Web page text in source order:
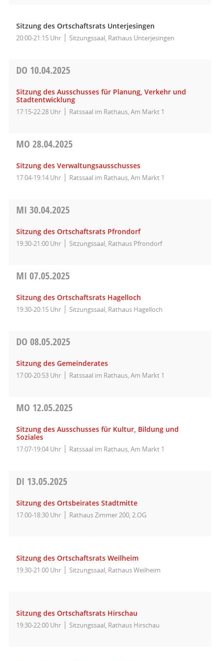
Sitzung des Ortschaftsrats Unterjesingen
20:00-21:15 Uhr Sitzungssaal, Rathaus Unterjesingen
DO 10.04.2025
Sitzung des Ausschusses für Planung, Verkehr und
Stadtentwicklung
17:15-22:28 Uhr Ratssaal im Rathaus, Am Markt 1
MO 28.04.2025
Sitzung des Verwaltungsausschusses
17:04-19:14 Uhr Ratssaal im Rathaus, Am Markt 1
MI 30.04.2025
Sitzung des Ortschaftsrats Pfrondorf
19:30-21:00 Uhr Sitzungssaal, Rathaus Pfrondorf
MI 07.05.2025
Sitzung des Ortschaftsrats Hagelloch
19:30-20:15 Uhr Sitzungssaal, Rathaus Hagelloch
DO 08.05.2025
Sitzung des Gemeinderates
17:00-20:53 Uhr Ratssaal im Rathaus, Am Markt 1
MO 12.05.2025
Sitzung des Ausschusses für Kultur, Bildung und
Soziales
17:07-19:04 Uhr Ratssaal im Rathaus, Am Markt 1
DI 13.05.2025
Sitzung des Ortsbeirates Stadtmitte
17:00-18:30 Uhr Rathaus Zimmer 200, 2.OG
Sitzung des Ortschaftsrats Weilheim
19:30-21:00 Uhr Sitzungssaal, Rathaus Weilheim
Sitzung des Ortschaftsrats Hirschau
19:30-22:00 Uhr Sitzungssaal, Rathaus Hirschau